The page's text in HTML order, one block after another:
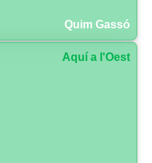
Quim Gassó
Aquí a l'Oest